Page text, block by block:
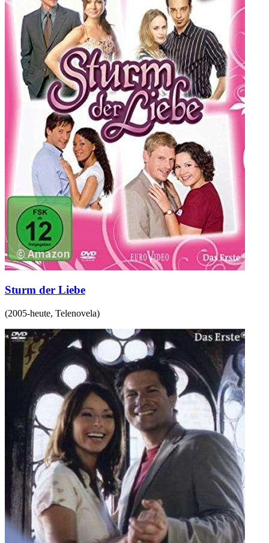
Sturm der Liebe
(2005-heute, Telenovela)